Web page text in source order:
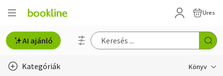
Üres
AI ajánló
Kategóriák Könyv